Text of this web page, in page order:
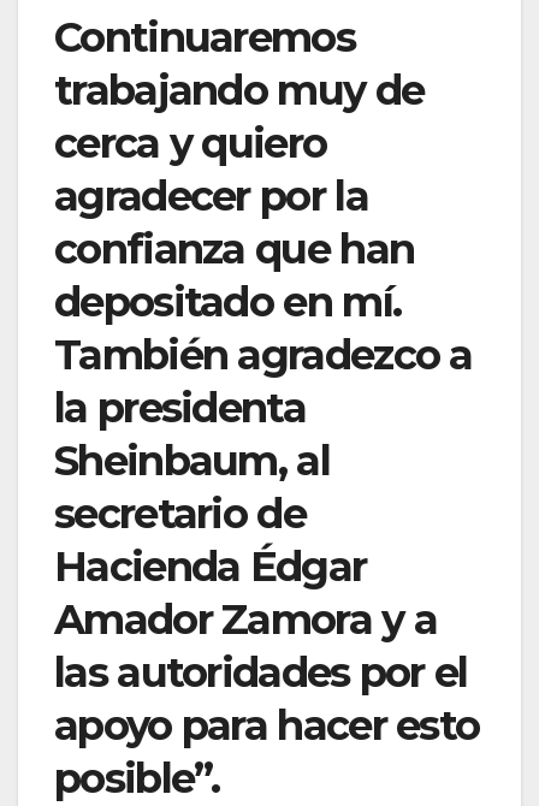
Continuaremos
trabajando muy de
cerca y quiero
agradecer por la
confianza que han
depositado en mí.
También agradezco a
la presidenta
Sheinbaum, al
secretario de
Hacienda Édgar
Amador Zamora y a
las autoridades por el
apoyo para hacer esto
posible”.